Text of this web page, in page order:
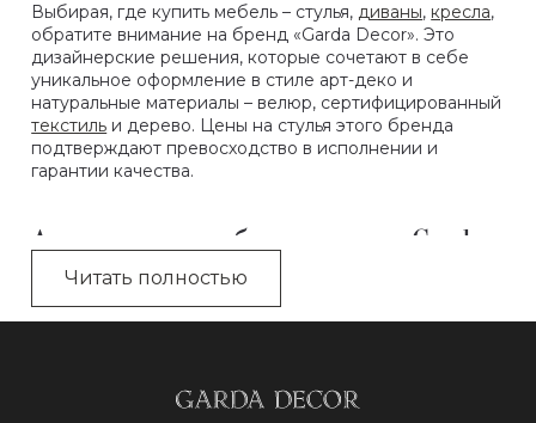
Выбирая, где купить мебель – стулья, диваны, кресла,
обратите внимание на бренд «Garda Decor». Это
дизайнерские решения, которые сочетают в себе
уникальное оформление в стиле арт-деко и
натуральные материалы – велюр, сертифицированный
текстиль и дерево. Цены на стулья этого бренда
подтверждают превосходство в исполнении и
гарантии качества.
Ассортимент мебели, стульев «Garda
Decor»
особенности этой мебели.
Читать полностью